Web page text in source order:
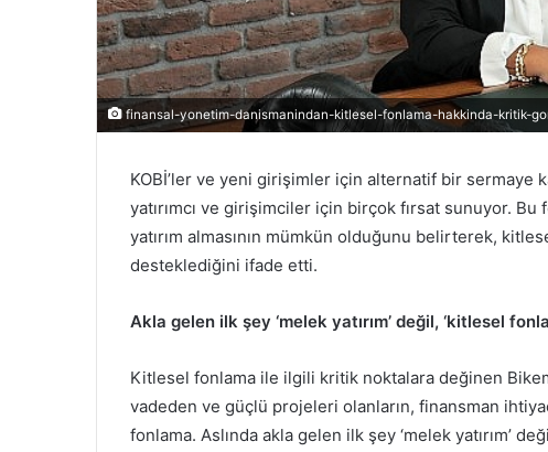
finansal-yonetim-danismanindan-kitlesel-fonlama-hakkinda-kritik-
KOBİ’ler ve yeni girişimler için alternatif bir sermaye
yatırımcı ve girişimciler için birçok fırsat sunuyor.
yatırım almasının mümkün olduğunu belirterek,
desteklediğini ifade etti.
Akla gelen ilk şey ‘melek yatırım’ değil, ‘kitlesel
Kitlesel fonlama ile ilgili kritik noktalara değinen
vadeden ve güçlü projeleri olanların, finansman
fonlama. Aslında akla gelen ilk şey ‘melek yatırım’